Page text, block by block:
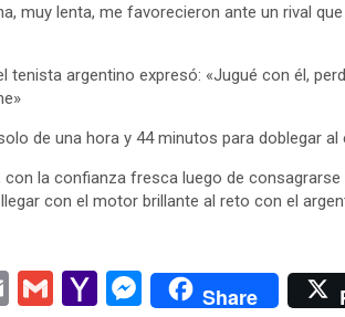
muy lenta, me favorecieron ante un rival
tenista argentino expresó: «Jugué con él,
de una hora y 44 minutos para doblegar al
la confianza fresca luego de consagrarse
con el motor brillante al reto con el
E
G
Y
M
Share